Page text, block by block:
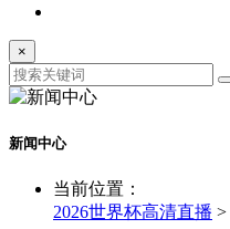
×
新闻中心
当前位置：
2026世界杯高清直播 >